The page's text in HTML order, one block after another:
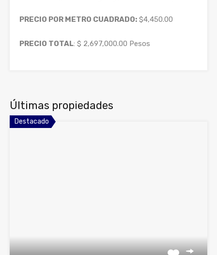
PRECIO POR METRO CUADRADO: $4,450.00
PRECIO TOTAL: $ 2,697,000.00 Pesos
Últimas propiedades
Destacado